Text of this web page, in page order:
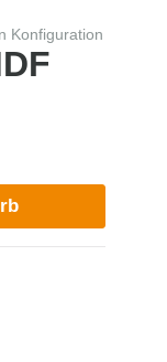
Konfiguration